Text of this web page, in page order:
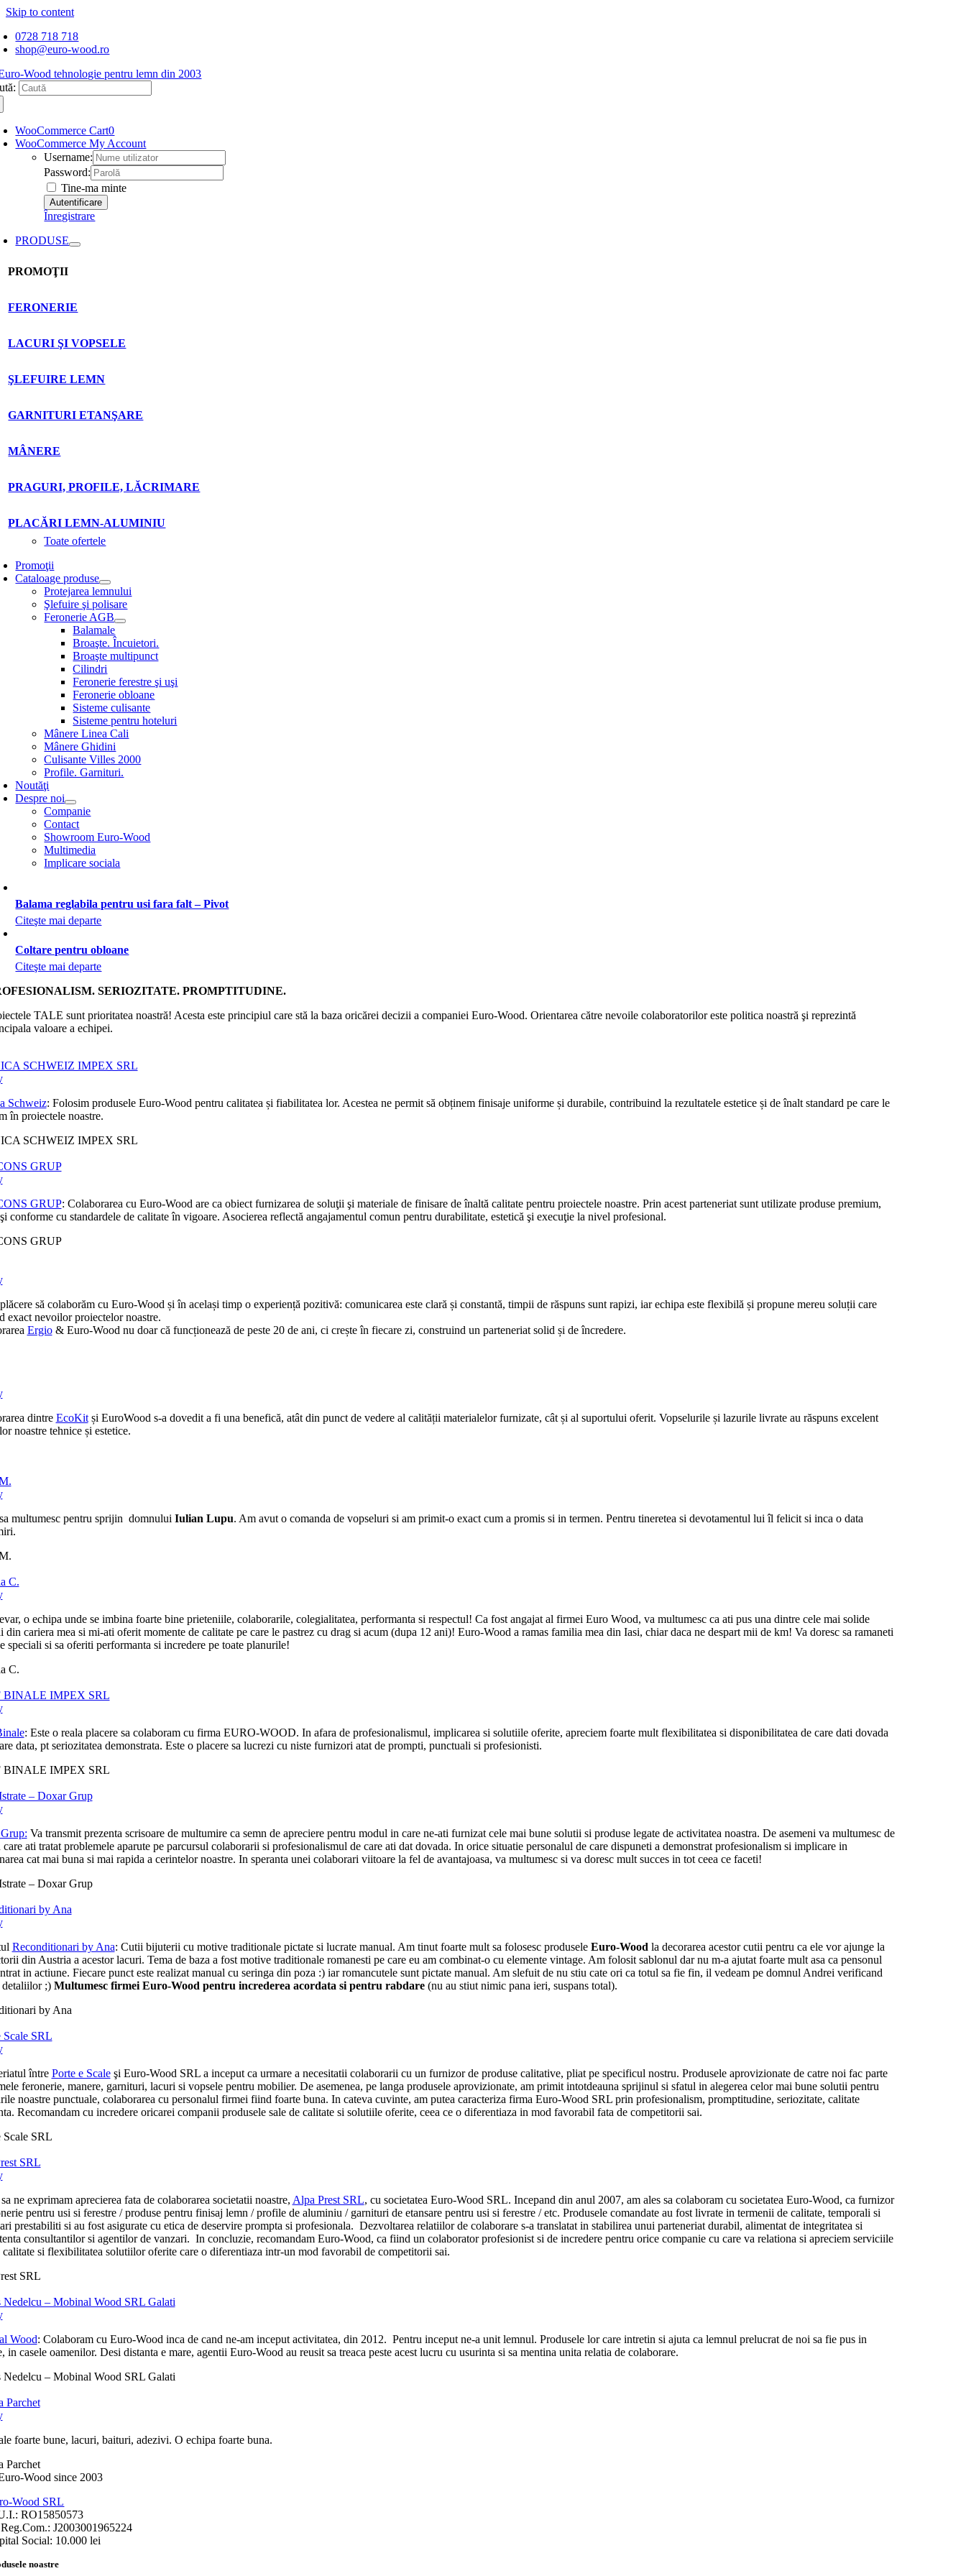
Skip to content
0728 718 718
shop@euro-wood.ro
WooCommerce Cart0
WooCommerce My Account
Username:
Password:
Tine-ma minte
Înregistrare
PRODUSE
PROMOŢII
FERONERIE
LACURI ŞI VOPSELE
ŞLEFUIRE LEMN
GARNITURI ETANŞARE
MÂNERE
PRAGURI, PROFILE, LĂCRIMARE
PLACĂRI LEMN-ALUMINIU
Toate ofertele
Promoţii
Cataloage produse
Protejarea lemnului
Şlefuire şi polisare
Feronerie AGB
Balamale
Broaşte. Încuietori.
Broaşte multipunct
Cilindri
Feronerie ferestre şi uşi
Feronerie obloane
Sisteme culisante
Sisteme pentru hoteluri
Mânere Linea Cali
Mânere Ghidini
Culisante Villes 2000
Profile. Garnituri.
Noutăţi
Despre noi
Companie
Contact
Showroom Euro-Wood
Multimedia
Implicare sociala
Balama reglabila pentru usi fara falt – Pivot
Citeşte mai departe
Coltare pentru obloane
Citeşte mai departe
SERIOZITATE. PROMPTITUDINE.
TALE sunt prioritatea noastră! Acesta este principiul care stă la baza oricărei decizii a companiei Euro-Wood. Orientarea către nevoile colaboratorilor este politica noastră şi reprezintă
valoare a echipei.
SCHWEIZ IMPEX SRL
Schweiz: Folosim produsele Euro-Wood pentru calitatea și fiabilitatea lor. Acestea ne permit să obținem finisaje uniforme și durabile, contribuind la rezultatele estetice și de înalt standard pe care le
în proiectele noastre.
SCHWEIZ IMPEX SRL
GRUP
GRUP: Colaborarea cu Euro-Wood are ca obiect furnizarea de soluţii şi materiale de finisare de înaltă calitate pentru proiectele noastre. Prin acest parteneriat sunt utilizate produse premium,
conforme cu standardele de calitate în vigoare. Asocierea reflectă angajamentul comun pentru durabilitate, estetică şi execuţie la nivel profesional.
GRUP
să colaborăm cu Euro-Wood și în același timp o experiență pozitivă: comunicarea este clară și constantă, timpii de răspuns sunt rapizi, iar echipa este flexibilă și propune mereu soluții care
exact nevoilor proiectelor noastre.
Ergio& Euro-Wood nu doar că funcționează de peste 20 de ani, ci crește în fiecare zi, construind un parteneriat solid și de încredere.
dintre EcoKitși EuroWood s-a dovedit a fi una benefică, atât din punct de vedere al calității materialelor furnizate, cât și al suportului oferit. Vopselurile și lazurile livrate au răspuns excelent
noastre tehnice și estetice.
multumesc pentru sprijin domnului Iulian Lupu. Am avut o comanda de vopseluri si am primit-o exact cum a promis si in termen. Pentru tineretea si devotamentul lui îl felicit si inca o data
C.
o echipa unde se imbina foarte bine prieteniile, colaborarile, colegialitatea, performanta si respectul! Ca fost angajat al firmei Euro Wood, va multumesc ca ati pus una dintre cele mai solide
din cariera mea si mi-ati oferit momente de calitate pe care le pastrez cu drag si acum (dupa 12 ani)! Euro-Wood a ramas familia mea din Iasi, chiar daca ne despart mii de km! Va doresc sa ramaneti
speciali si sa oferiti performanta si incredere pe toate planurile!
C.
BINALE IMPEX SRL
: Este o reala placere sa colaboram cu firma EURO-WOOD. In afara de profesionalismul, implicarea si solutiile oferite, apreciem foarte mult flexibilitatea si disponibilitatea de care dati dovada
data, pt seriozitatea demonstrata. Este o placere sa lucrezi cu niste furnizori atat de prompti, punctuali si profesionisti.
BINALE IMPEX SRL
– Doxar Grup
Va transmit prezenta scrisoare de multumire ca semn de apreciere pentru modul in care ne-ati furnizat cele mai bune solutii si produse legate de activitatea noastra. De asemeni va multumesc de
ati tratat problemele aparute pe parcursul colaborarii si profesionalismul de care ati dat dovada. In orice situatie personalul de care dispuneti a demonstrat profesionalism si implicare in
cat mai buna si mai rapida a cerintelor noastre. In speranta unei colaborari viitoare la fel de avantajoasa, va multumesc si va doresc mult succes in tot ceea ce faceti!
– Doxar Grup
by Ana
Reconditionari by Ana: Cutii bijuterii cu motive traditionale pictate si lucrate manual. Am tinut foarte mult sa folosesc produsele Euro-Wood la decorarea acestor cutii pentru ca ele vor ajunge la
din Austria a acestor lacuri. Tema de baza a fost motive traditionale romanesti pe care eu am combinat-o cu elemente vintage. Am folosit sablonul dar nu m-a ajutat foarte mult asa ca pensonul
in actiune. Fiecare punct este realizat manual cu seringa din poza :) iar romancutele sunt pictate manual. Am slefuit de nu stiu cate ori ca totul sa fie fin, il vedeam pe domnul Andrei verificand
detaliilor ;) Multumesc firmei Euro-Wood pentru increderea acordata si pentru rabdare(nu au stiut nimic pana ieri, suspans total).
by Ana
Scale SRL
între Porte e Scaleşi Euro-Wood SRL a inceput ca urmare a necesitatii colaborarii cu un furnizor de produse calitative, pliat pe specificul nostru. Produsele aprovizionate de catre noi fac parte
feronerie, manere, garnituri, lacuri si vopsele pentru mobilier. De asemenea, pe langa produsele aprovizionate, am primit intotdeauna sprijinul si sfatul in alegerea celor mai bune solutii pentru
noastre punctuale, colaborarea cu personalul firmei fiind foarte buna. In cateva cuvinte, am putea caracteriza firma Euro-Wood SRL prin profesionalism, promptitudine, seriozitate, calitate
Recomandam cu incredere oricarei companii produsele sale de calitate si solutiile oferite, ceea ce o diferentiaza in mod favorabil fata de competitorii sai.
Scale SRL
SRL
ne exprimam aprecierea fata de colaborarea societatii noastre, Alpa Prest SRL, cu societatea Euro-Wood SRL. Incepand din anul 2007, am ales sa colaboram cu societatea Euro-Wood, ca furnizor
pentru usi si ferestre / produse pentru finisaj lemn / profile de aluminiu / garnituri de etansare pentru usi si ferestre / etc. Produsele comandate au fost livrate in termenii de calitate, temporali si
prestabiliti si au fost asigurate cu etica de deservire prompta si profesionala. Dezvoltarea relatiilor de colaborare s-a translatat in stabilirea unui parteneriat durabil, alimentat de integritatea si
consultantilor si agentilor de vanzari. In concluzie, recomandam Euro-Wood, ca fiind un colaborator profesionist si de incredere pentru orice companie cu care va relationa si apreciem serviciile
calitate si flexibilitatea solutiilor oferite care o diferentiaza intr-un mod favorabil de competitorii sai.
SRL
Nedelcu – Mobinal Wood SRL Galati
Wood: Colaboram cu Euro-Wood inca de cand ne-am inceput activitatea, din 2012. Pentru inceput ne-a unit lemnul. Produsele lor care intretin si ajuta ca lemnul prelucrat de noi sa fie pus in
in casele oamenilor. Desi distanta e mare, agentii Euro-Wood au reusit sa treaca peste acest lucru cu usurinta si sa mentina unita relatia de colaborare.
Nedelcu – Mobinal Wood SRL Galati
Parchet
foarte bune, lacuri, baituri, adezivi. O echipa foarte buna.
Parchet
Wood SRL
RO15850573
J2003001965224
Social: 10.000 lei
noastre